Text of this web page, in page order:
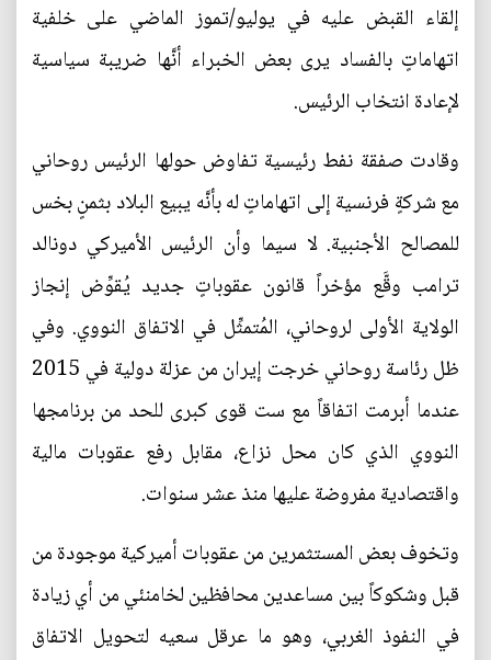
إلقاء القبض عليه في يوليو/تموز الماضي على خلفية
اتهاماتٍ بالفساد يرى بعض الخبراء أنَّها ضريبة سياسية
لإعادة انتخاب الرئيس.
وقادت صفقة نفط رئيسية تفاوض حولها الرئيس روحاني
مع شركةٍ فرنسية إلى اتهاماتٍ له بأنَّه يبيع البلاد بثمنٍ بخس
للمصالح الأجنبية. لا سيما وأن الرئيس الأميركي دونالد
ترامب وقَّع مؤخراً قانون عقوباتٍ جديد يُقوِّض إنجاز
الولاية الأولى لروحاني، المُتمثِّل في الاتفاق النووي. وفي
ظل رئاسة روحاني خرجت إيران من عزلة دولية في 2015
عندما أبرمت اتفاقاً مع ست قوى كبرى للحد من برنامجها
النووي الذي كان محل نزاع، مقابل رفع عقوبات مالية
واقتصادية مفروضة عليها منذ عشر سنوات.
وتخوف بعض المستثمرين من عقوبات أميركية موجودة من
قبل وشكوكاً بين مساعدين محافظين لخامنئي من أي زيادة
في النفوذ الغربي، وهو ما عرقل سعيه لتحويل الاتفاق